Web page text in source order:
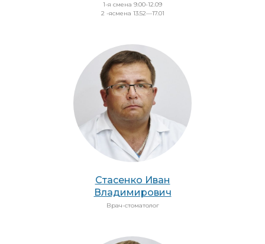
1-я смена 9.00-12.09
2 -ясмена 13.52—17.01
Стасенко Иван
Владимирович
Врач-стоматолог